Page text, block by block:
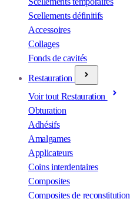
Scellements définitifs
Accessoires
Collages
Fonds de cavités
Restauration
Voir tout Restauration
Obturation
Adhésifs
Amalgames
Applicateurs
Coins interdentaires
Composites
Composites de reconstitution